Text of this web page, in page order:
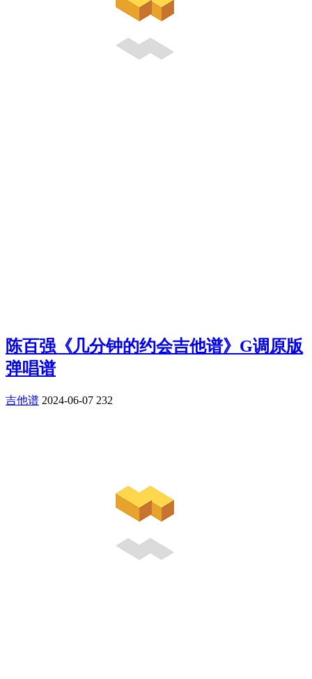
陈百强《几分钟的约会吉他谱》G调原版
弹唱谱
吉他谱 2024-06-07 232